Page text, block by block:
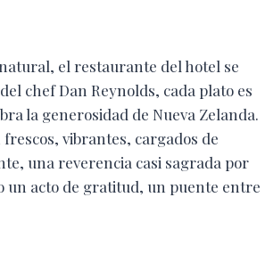
el restaurante del hotel se
chef Dan Reynolds, cada plato es
la generosidad de Nueva Zelanda.
vibrantes, cargados de
una reverencia casi sagrada por
un acto de gratitud, un puente entre